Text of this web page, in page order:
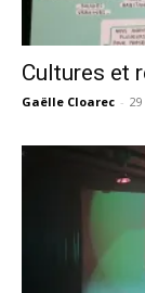
Cultures et
Gaëlle Cloarec -